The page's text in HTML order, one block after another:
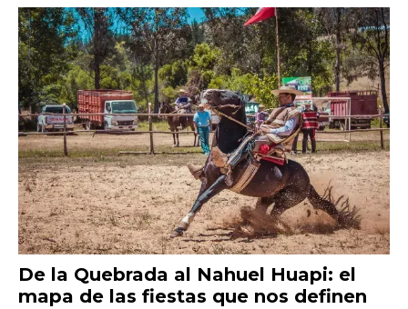
De la Quebrada al Nahuel Huapi: el
mapa de las fiestas que nos definen